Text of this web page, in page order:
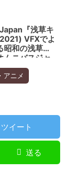
『浅草キ
VFXでよ
昭和の浅草。
ムニバスジャ
アニメ
ツイート
送る